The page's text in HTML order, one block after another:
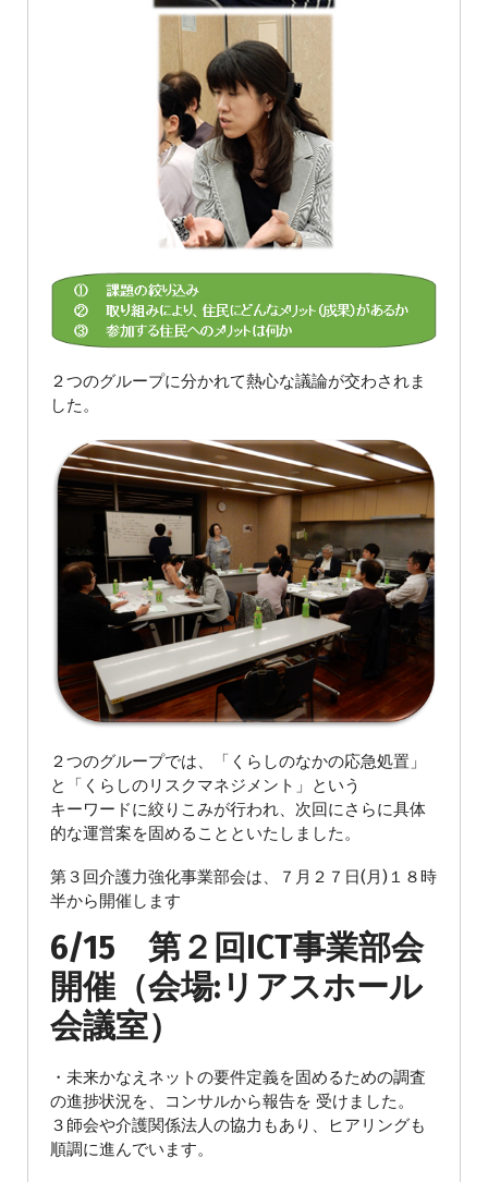
２つのグループに分かれて熱心な議論が交わされま
した。
２つのグループでは、「くらしのなかの応急処置」
と「くらしのリスクマネジメント」という
キーワードに絞りこみが行われ、次回にさらに具体
的な運営案を固めることといたしました。
第３回介護力強化事業部会は、７月２７日(月)１８時
半から開催します
6/15 第２回ICT事業部会
開催（会場:リアスホール
会議室）
・未来かなえネットの要件定義を固めるための調査
の進捗状況を、コンサルから報告を 受けました。
３師会や介護関係法人の協力もあり、ヒアリングも
順調に進んでいます。